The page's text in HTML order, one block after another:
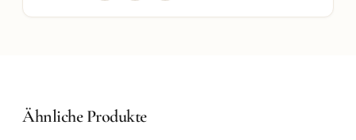
Ähnliche Produkte